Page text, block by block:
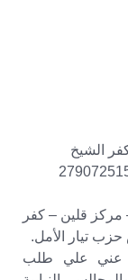
الشيخ
مركز قلين – كفر
تيار الأمل.
عني علي طلب